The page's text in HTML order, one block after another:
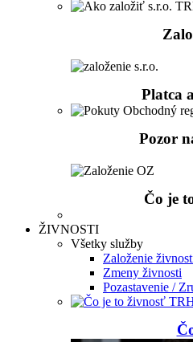
Platca
Pozor
Čo je
ŽIVNOSTI
Všetky služby
Založenie
Zmeny živnosti
Pozastavenie /